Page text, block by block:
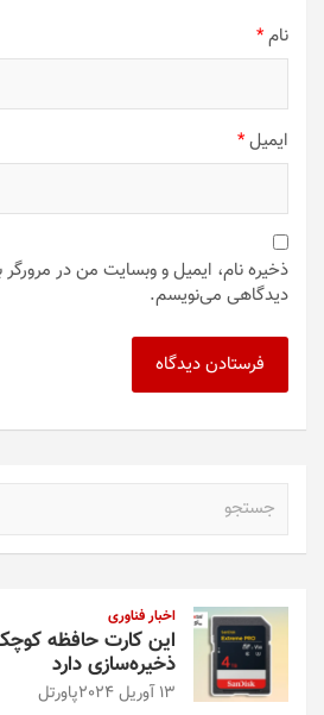
نام*
ایمیل*
ذخیره نام، ایمیل و وبسایت من در مرورگر
دیدگاهی می‌نویسم.
اخبار فناوری
ذخیره‌سازی دارد
13 آوریل 2024 پاورتل